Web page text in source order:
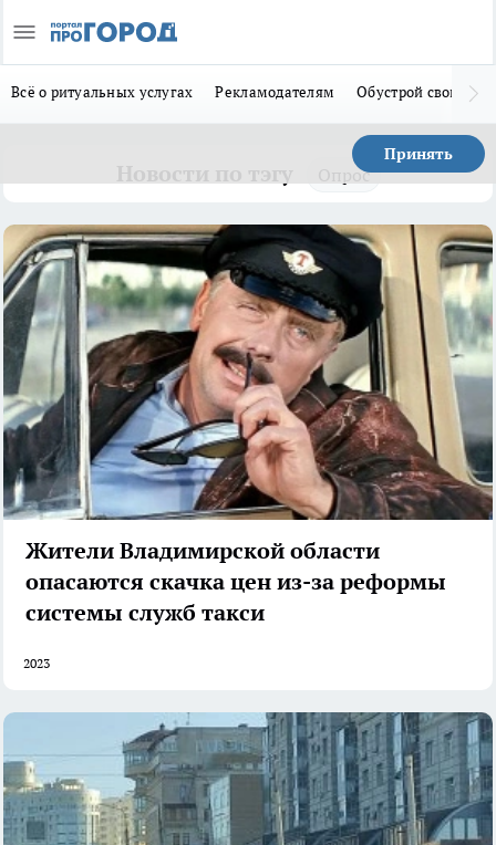
Всё о ритуальных услугах Рекламодателям Обустрой свой дом
Принять
Опрос
Жители Владимирской области
опасаются скачка цен из-за реформы
системы служб такси
2023